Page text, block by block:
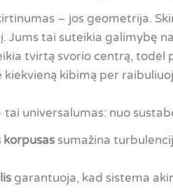
– jos geometrija.
Jums tai suteikia galimybę
tvirtą svorio centrą,
kibimą per
tai universalumas: nuo
korpusas sumažina
garantuoja, kad sistema